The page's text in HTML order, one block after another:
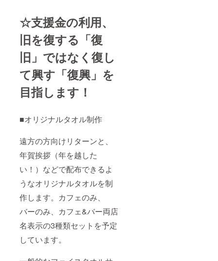
☆支援金の利用、
旧を復する「復
旧」ではなく復し
て興す「復興」を
目指します！
■オリジナルタオル制作
遠方の方向けリターンと、
年賀挨拶（年を越した
い！）などで配布できるよ
うなオリジナルタオルを制
作します。カフェのみ、
バーのみ、カフェ&バー両店
名表示の3種類セットを予定
しています。